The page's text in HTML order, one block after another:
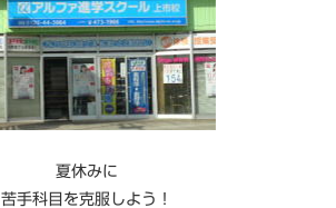
夏休みに
苦手科目を克服しよう！